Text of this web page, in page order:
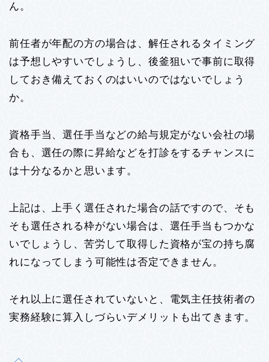
ん。
前任者が年配の方の場合は、解任されるタイミング
は予想しやすいでしょうし、後釜狙いで事前に取得
しておき備えておくのはいいのではないでしょう
か。
資格手当、選任手当などの給与規定がない会社の場
合も、選任の際に昇給などを打診をするチャンスに
は十分なるかと思います。
上記は、上手く選任された場合の話ですので、そも
そも選任される枠がない場合は、選任手当もつかな
いでしょうし、苦労して取得した資格が宝の持ち腐
れになってしまう可能性は否定できません。
それ以上に選任されていないと、電気主任技術者の
実務経験に算入しづらいデメリットも出てきます。